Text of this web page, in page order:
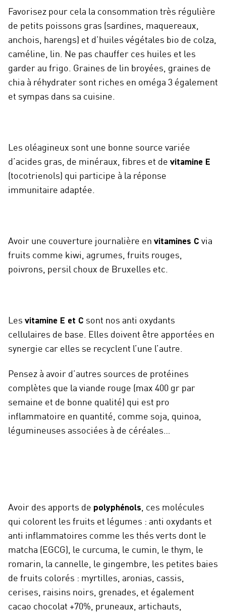
Favorisez pour cela la consommation très régulière
de petits poissons gras (sardines, maquereaux,
anchois, harengs) et d’huiles végétales bio de colza,
caméline, lin. Ne pas chauffer ces huiles et les
garder au frigo. Graines de lin broyées, graines de
chia à réhydrater sont riches en oméga 3 également
et sympas dans sa cuisine.
Les oléagineux sont une bonne source variée
d’acides gras, de minéraux, fibres et de vitamine E
(tocotrienols) qui participe à la réponse
immunitaire adaptée.
Avoir une couverture journalière en vitamines C via
fruits comme kiwi, agrumes, fruits rouges,
poivrons, persil choux de Bruxelles etc.
Les vitamine E et C sont nos anti oxydants
cellulaires de base. Elles doivent être apportées en
synergie car elles se recyclent l’une l’autre.
Pensez à avoir d’autres sources de protéines
complètes que la viande rouge (max 400 gr par
semaine et de bonne qualité) qui est pro
inflammatoire en quantité, comme soja, quinoa,
légumineuses associées à de céréales…
Avoir des apports de polyphénols , ces molécules
qui colorent les fruits et légumes : anti oxydants et
anti inflammatoires comme les thés verts dont le
matcha (EGCG), le curcuma, le cumin, le thym, le
romarin, la cannelle, le gingembre, les petites baies
de fruits colorés : myrtilles, aronias, cassis,
cerises, raisins noirs, grenades, et également
cacao chocolat +70%, pruneaux, artichauts,